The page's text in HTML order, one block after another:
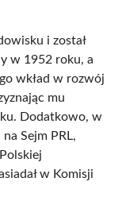
i został
w 1952 roku, a
wkład w rozwój
mu
Dodatkowo, w
Sejm PRL,
w Komisji